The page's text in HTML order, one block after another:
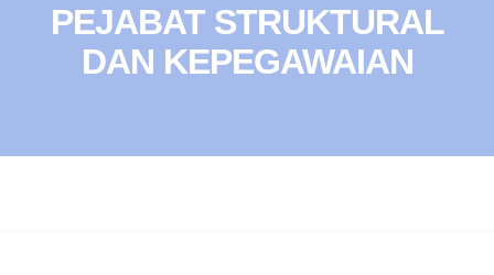
PEJABAT STRUKTURAL
DAN KEPEGAWAIAN